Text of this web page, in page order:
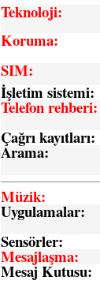
Teknoloji:
Koruma:
SIM:
İşletim sistemi:
Telefon rehberi:
Çağrı kayıtları:
Arama:
Müzik:
Uygulamalar:
Sensörler:
Mesajlaşma:
Mesaj Kutusu: